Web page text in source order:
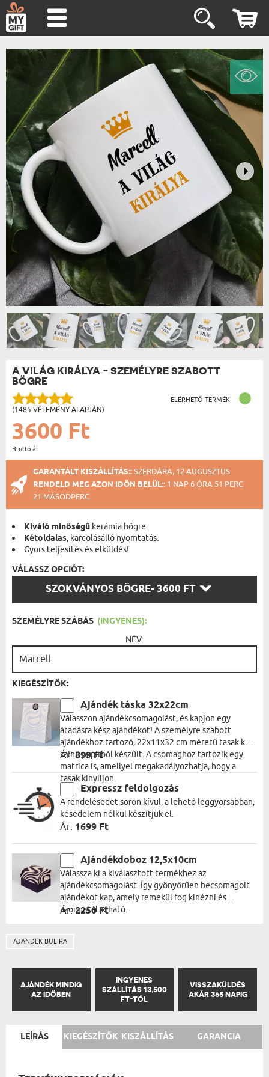
A VILÁG KIRÁLYA - SZEMÉLYRE SZABOTT
BÖGRE
(1485 VÉLEMÉNY ALAPJÁN)
ELÉRHETŐ TERMÉK
3600 Ft
Bruttó ár
GARANTÁLT KISZÁLLÍTÁS::SZERDÁRA, 12 AUGUSZTUS
RENDELD MEG AZON IDŐN BELÜL:: 1 NAP 6 ÓRA 51 PERC
21 MÁSODPERC
Kiváló minőségű kerámia bögre.
Kétoldalas, karcolásálló nyomtatás.
Gyors teljesítés és elküldés!
VÁLASSZ OPCIÓT:
SZOKVÁNYOS BÖGRE- 3600 FT
VÁLASSZ
SZEMÉLYRE SZÁBÁS (INGYENES):
NÉV:
KIEGÉSZÍTŐK:
Ajándék táska 32x22cm
Válasszon ajándékcsomagolást, és kapjon egy
átadásra kész ajándékot! A személyre szabott
ajándékhoz tartozó, 22x11x32 cm méretű tasak kék
színű papírból készült. A csomaghoz tartozik egy
matrica is, amellyel megakadályozhatja, hogy a
tasak kinyíljon.
Ár:899 Ft
Expressz feldolgozás
A rendelésedet soron kívül, a lehető leggyorsabban,
késedelem nélkül készítjük el.
Ár: 1699 Ft
Ajándékdoboz 12,5x10cm
Válassza ki a kiválasztott termékhez az
ajándékcsomagolást. Így gyönyörűen becsomagolt
ajándékot kap, amely remekül fog kinézni és
azonnal átadható.
Ár:2250 Ft
AJÁNDÉK BULIRA
AJÁNDÉK MINDIG
AZ IDŐBEN
INGYENES
SZÁLLÍTÁS 13,500
FT-TÓL
VISSZAKÜLDÉS
AKÁR 365 NAPIG
LEÍRÁS KIEGÉSZÍTŐK KISZÁLLÍTÁS GARANCIA